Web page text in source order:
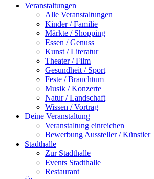
Veranstaltungen
Alle Veranstaltungen
Kinder / Familie
Märkte / Shopping
Essen / Genuss
Kunst / Literatur
Theater / Film
Gesundheit / Sport
Feste / Brauchtum
Musik / Konzerte
Natur / Landschaft
Wissen / Vortrag
Deine Veranstaltung
Veranstaltung einreichen
Bewerbung Aussteller / Künstler
Stadthalle
Zur Stadthalle
Events Stadthalle
Restaurant